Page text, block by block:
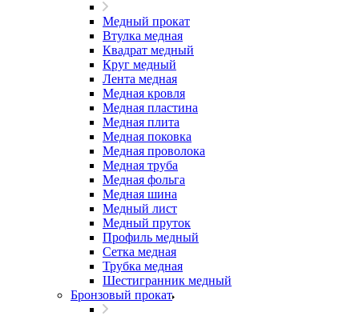
Медный прокат
Втулка медная
Квадрат медный
Круг медный
Лента медная
Медная кровля
Медная пластина
Медная плита
Медная поковка
Медная проволока
Медная труба
Медная фольга
Медная шина
Медный лист
Медный пруток
Профиль медный
Сетка медная
Трубка медная
Шестигранник медный
Бронзовый прокат